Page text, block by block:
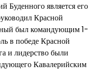
Буденного является его
Красной
был командующим 1-
в победе Красной
и лидерство были
Кавалерийским